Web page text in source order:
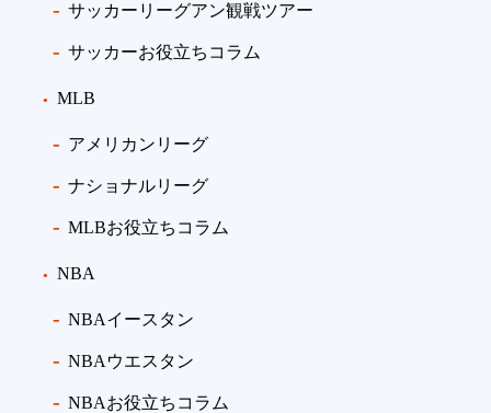
サッカーリーグアン観戦ツアー
サッカーお役立ちコラム
MLB
アメリカンリーグ
ナショナルリーグ
MLBお役立ちコラム
NBA
NBAイースタン
NBAウエスタン
NBAお役立ちコラム